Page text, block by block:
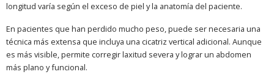
longitud varía según el exceso de piel y la anatomía del paciente.
En pacientes que han perdido mucho peso, puede ser necesaria una
técnica más extensa que incluya una cicatriz vertical adicional. Aunque
es más visible, permite corregir laxitud severa y lograr un abdomen
más plano y funcional.